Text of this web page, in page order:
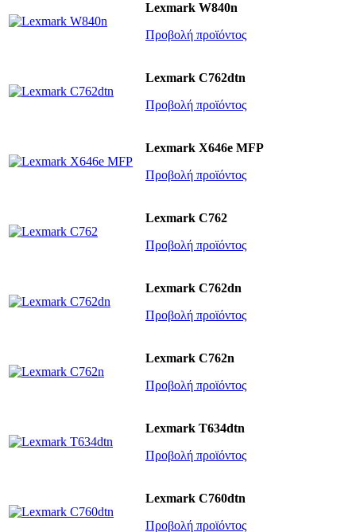
Lexmark W840n
Προβολή προϊόντος
Lexmark C762dtn
Προβολή προϊόντος
Lexmark X646e MFP
Προβολή προϊόντος
Lexmark C762
Προβολή προϊόντος
Lexmark C762dn
Προβολή προϊόντος
Lexmark C762n
Προβολή προϊόντος
Lexmark T634dtn
Προβολή προϊόντος
Lexmark C760dtn
Προβολή προϊόντος